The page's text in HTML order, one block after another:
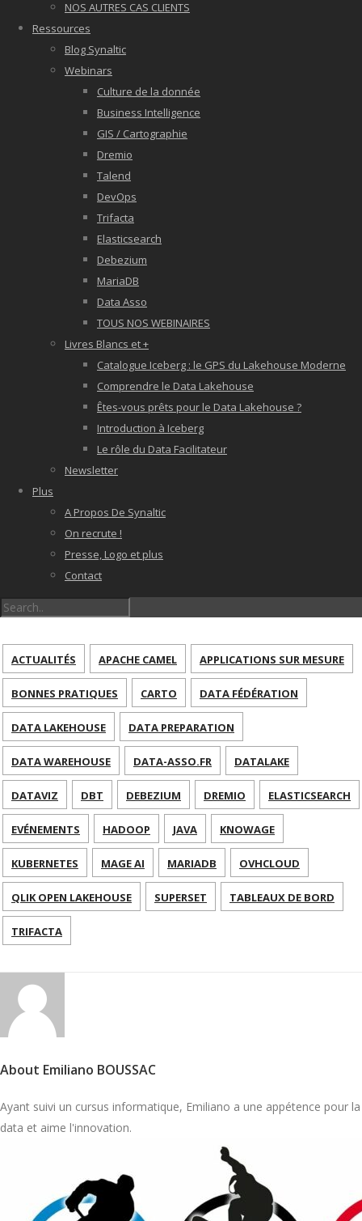
NOS AUTRES CAS CLIENTS
Ressources
Blog Synaltic
Webinars
Culture de la donnée
Business Intelligence
GIS / Cartographie
Dremio
Talend
DevOps
Trifacta
Elasticsearch
Debezium
MariaDB
Data Asso
TOUS NOS WEBINAIRES
Livres Blancs et +
Catalogue Iceberg : le GPS du Lakehouse Moderne
Comprendre le Data Lakehouse
Êtes-vous prêts pour le Data Lakehouse ?
Introduction à Iceberg
Le rôle du Data Facilitateur
Newsletter
Plus
A Propos De Synaltic
On recrute !
Presse, Logo et plus
Contact
ACTUALITÉS APACHE CAMEL APPLICATIONS SUR MESURE
BONNES PRATIQUES CARTO DATA FÉDÉRATION
DATA LAKEHOUSE DATA PREPARATION
DATA WAREHOUSE DATA-ASSO.FR DATALAKE
DATAVIZ DBT DEBEZIUM DREMIO ELASTICSEARCH
EVÉNEMENTS HADOOP JAVA KNOWAGE
KUBERNETES MAGE AI MARIADB OVHCLOUD
QLIK OPEN LAKEHOUSE SUPERSET TABLEAUX DE BORD
TRIFACTA
About Emiliano BOUSSAC
Ayant suivi un cursus informatique, Emiliano a une appétence pour la
data et aime l'innovation.